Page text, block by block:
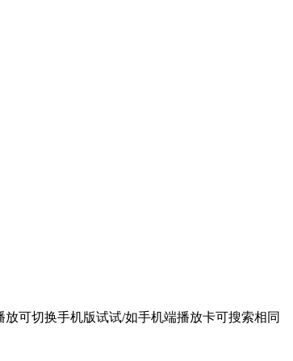
可切换手机版试试/如手机端播放卡可搜索相同